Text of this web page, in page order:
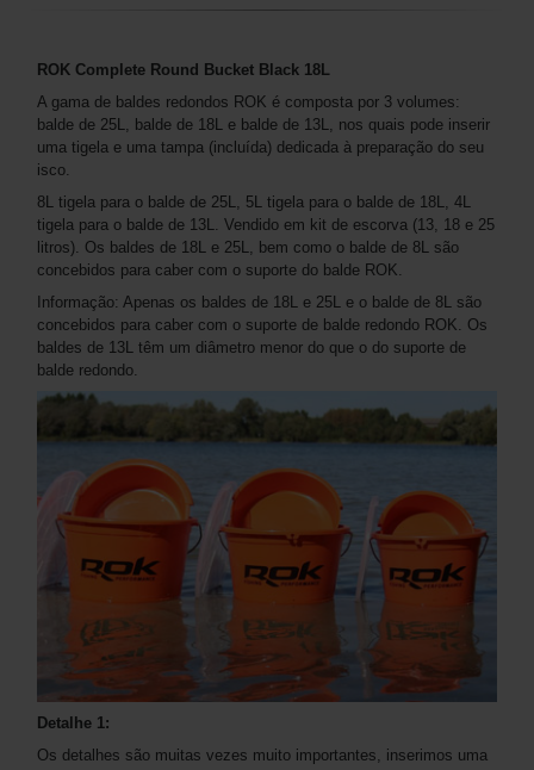
ROK Complete Round Bucket Black 18L
A gama de baldes redondos ROK é composta por 3 volumes:
balde de 25L, balde de 18L e balde de 13L, nos quais pode inserir
uma tigela e uma tampa (incluída) dedicada à preparação do seu
isco.
8L tigela para o balde de 25L, 5L tigela para o balde de 18L, 4L
tigela para o balde de 13L. Vendido em kit de escorva (13, 18 e 25
litros). Os baldes de 18L e 25L, bem como o balde de 8L são
concebidos para caber com o suporte do balde ROK.
Informação: Apenas os baldes de 18L e 25L e o balde de 8L são
concebidos para caber com o suporte de balde redondo ROK. Os
baldes de 13L têm um diâmetro menor do que o do suporte de
balde redondo.
Detalhe 1:
Os detalhes são muitas vezes muito importantes, inserimos uma